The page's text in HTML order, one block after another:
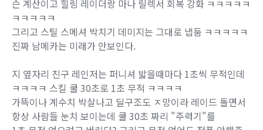
슨 계산이고 힐링 레이더랑 마나 릴렉서 회복 강화 ㅋㅋㅋㅋㅋ
ㅋㅋㅋㅋㅋ
그리고 스틸 스메셔 박치기 데미지는 그대로 냅둠 ㅋㅋㅋㅋㅋ
진짜 남메카는 미래가 안보인다.
지 옆자리 친구 레인저는 퍼니셔 밟을때마다 1초씩 무적인데
ㅋㅋㅋㅋ 스킬 쿨 30초로 1초 무적 ㅋㅋㅋㅋ
가뜩이나 계수치 박살나고 딜구조도 ㅈ망이라 레이드 돌면서
항상 사람들 눈치 보이는데 쿨 30초 짜리 "주력기"를